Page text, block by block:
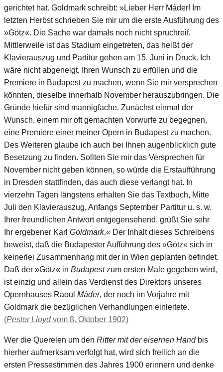
gerichtet hat. Goldmark schreibt: »Lieber Herr Máder! Im
letzten Herbst schrieben Sie mir um die erste Ausführung des
»Götz«. Die Sache war damals noch nicht spruchreif.
Mittlerweile ist das Stadium eingetreten, das heißt der
Klavierauszug und Partitur gehen am 15. Juni in Druck. Ich
wäre nicht abgeneigt, Ihren Wunsch zu erfüllen und die
Premiere in Budapest zu machen, wenn Sie mir versprechen
könnten, dieselbe innerhalb November herauszubringen. Die
Gründe hiefür sind mannigfache. Zunächst einmal der
Wunsch, einem mir oft gemachten Vorwurfe zu begegnen,
eine Premiere einer meiner Opern in Budapest zu machen.
Des Weiteren glaube ich auch bei Ihnen augenblicklich gute
Besetzung zu finden. Sollten Sie mir das Versprechen für
November nicht geben können, so würde die Erstaufführung
in Dresden stattfinden, das auch diese verlangt hat. In
vierzehn Tagen längstens erhalten Sie das Textbuch, Mitte
Juli den Klavierauszug, Anfangs September Partitur u. s. w.
Ihrer freundlichen Antwort entgegensehend, grüßt Sie sehr
Ihr ergebener Karl Goldmark.« Der Inhalt dieses Schreibens
beweist, daß die Budapester Aufführung des »Götz« sich in
keinerlei Zusammenhang mit der in Wien geplanten befindet.
Daß der »Götz« in Budapestzum ersten Male gegeben wird,
ist einzig und allein das Verdienst des Direktors unseres
Opernhauses Raoul Máder, der noch im Vorjahre mit
Goldmark die bezüglichen Verhandlungen einleitete.
(Pester Lloydvom 8. Oktober 1902)
Wer die Querelen um den Ritter mit der eisernen Hand bis
hierher aufmerksam verfolgt hat, wird sich freilich an die
ersten Pressestimmen des Jahres 1900 erinnern und denke